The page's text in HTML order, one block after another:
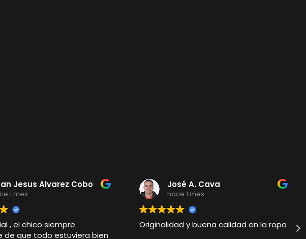
Jesus Alvarez Cobo
1 mes
, el chico siempre
de que todo estuviera bien
José A. Cava
hace 1 mes
Originalidad y buena calidad en la ropa